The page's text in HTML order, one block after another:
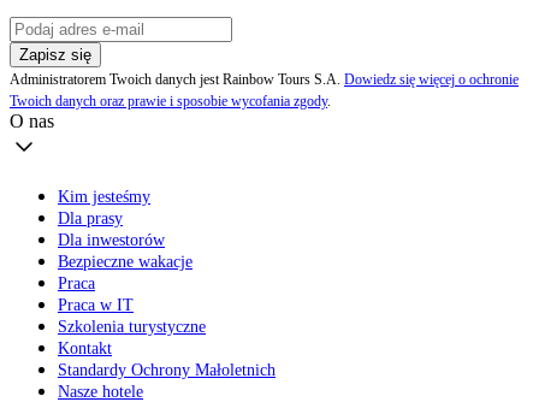
Zapisz się
Administratorem Twoich danych jest Rainbow Tours S.A. Dowiedz się więcej o ochronie
Twoich danych oraz prawie i sposobie wycofania zgody.
O nas
Kim jesteśmy
Dla prasy
Dla inwestorów
Bezpieczne wakacje
Praca
Praca w IT
Szkolenia turystyczne
Kontakt
Standardy Ochrony Małoletnich
Nasze hotele